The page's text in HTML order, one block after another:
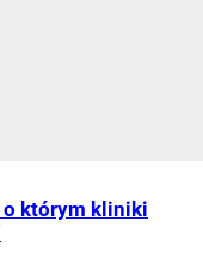
o którym kliniki